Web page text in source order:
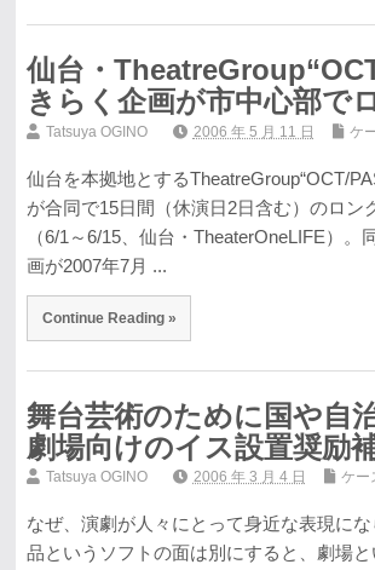
仙台・
きらく企画が市中心部で
Tatsuya OGINO 2006 年 5 月 11 日 ケ
仙台を本拠地とするTheatreGroup“OCT/
が合同で15日間（休演日2日含む）のロン
（6/1～6/15、仙台・TheaterOneLIFE）。
画が2007年7月 ...
Continue Reading »
舞台芸術のために国や自
劇場向けのイス設置奨励
Tatsuya OGINO 2006 年 3 月 4 日 ケー
なぜ、演劇が人々にとって身近な表現に
品というソフトの面は別にすると、劇場